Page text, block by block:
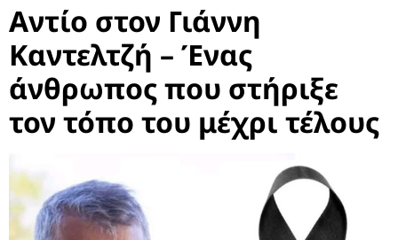
Αντίο στον Γιάννη
Καντελτζή – Ένας
άνθρωπος που στήριξε
τον τόπο του μέχρι τέλους